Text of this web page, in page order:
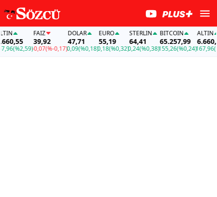
39,92
-0,07(%-0,17)
DOLAR
47,71
0,09(%0,18)
EURO
55,19
0,18(%0,32)
STERLIN
64,41
0,24(%0,38)
BITCOIN
65.257,99
155,26(%0,24)
ALTIN
6.660,55
167,96